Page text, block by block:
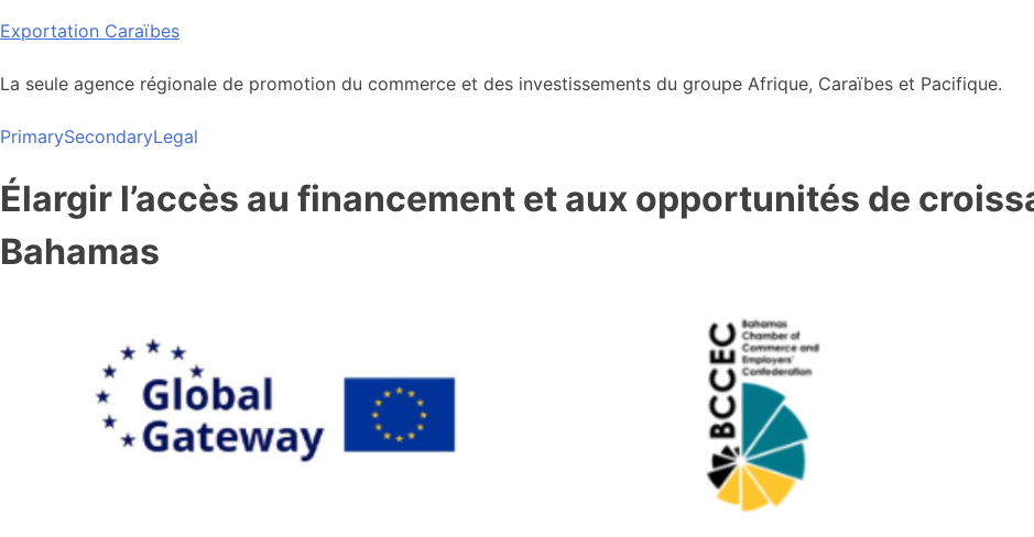
Skip
content
Exportation Caraïbes
La seule agence régionale de promotion du commerce et des investissements du groupe Afrique, Caraïbes et Pacifique.
PrimarySecondaryLegal
Élargir l’accès au financement et aux opportunités de
Bahamas